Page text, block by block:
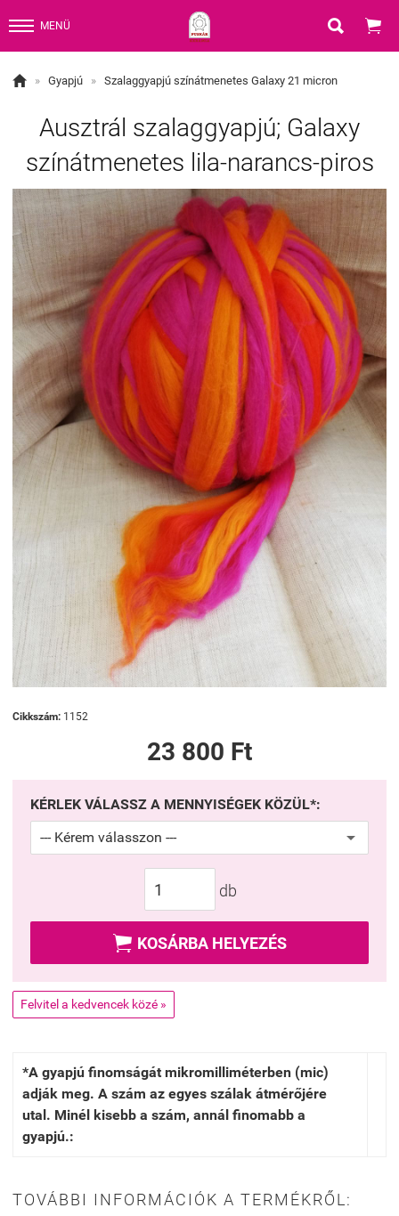
MENÜ  
 » Gyapjú » Szalaggyapjú színátmenetes Galaxy 21 micron
Ausztrál szalaggyapjú; Galaxy
színátmenetes lila-narancs-piros
Cikkszám: 1152
23 800 Ft
KÉRLEK VÁLASSZ A MENNYISÉGEK KÖZÜL*:
db
 KOSÁRBA HELYEZÉS
Felvitel a kedvencek közé »
*A gyapjú finomságát mikromilliméterben (mic)
adják meg. A szám az egyes szálak átmérőjére
utal. Minél kisebb a szám, annál finomabb a
gyapjú.:
TOVÁBBI INFORMÁCIÓK A TERMÉKRŐL: